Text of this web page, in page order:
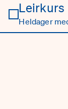
Leirkurs
Heldager